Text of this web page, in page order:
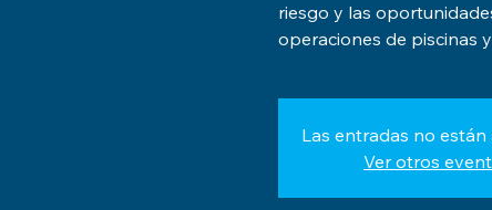
riesgo y las
operaciones de piscinas
Las entradas no están
Ver otros